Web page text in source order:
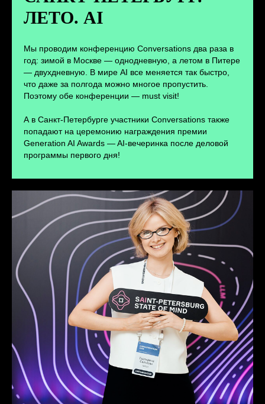
ЛЕТО. AI
Мы проводим конференцию Conversations два раза в
год: зимой в Москве — однодневную, а летом в Питере
— двухдневную. В мире AI все меняется так быстро,
что даже за полгода можно многое пропустить.
Поэтому обе конференции — must visit!
А в Санкт-Петербурге участники Conversations также
попадают на церемонию награждения премии
Generation AI Awards — AI-вечеринка после деловой
программы первого дня!